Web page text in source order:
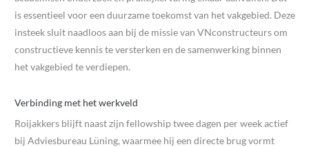
is essentieel voor een duurzame toekomst van het vakgebied. Deze
insteek sluit naadloos aan bij de missie van VNconstructeurs om
constructieve kennis te versterken en de samenwerking binnen
het vakgebied te verdiepen.
Verbinding met het werkveld
Roijakkers blijft naast zijn fellowship twee dagen per week actief
bij Adviesbureau Lüning, waarmee hij een directe brug vormt